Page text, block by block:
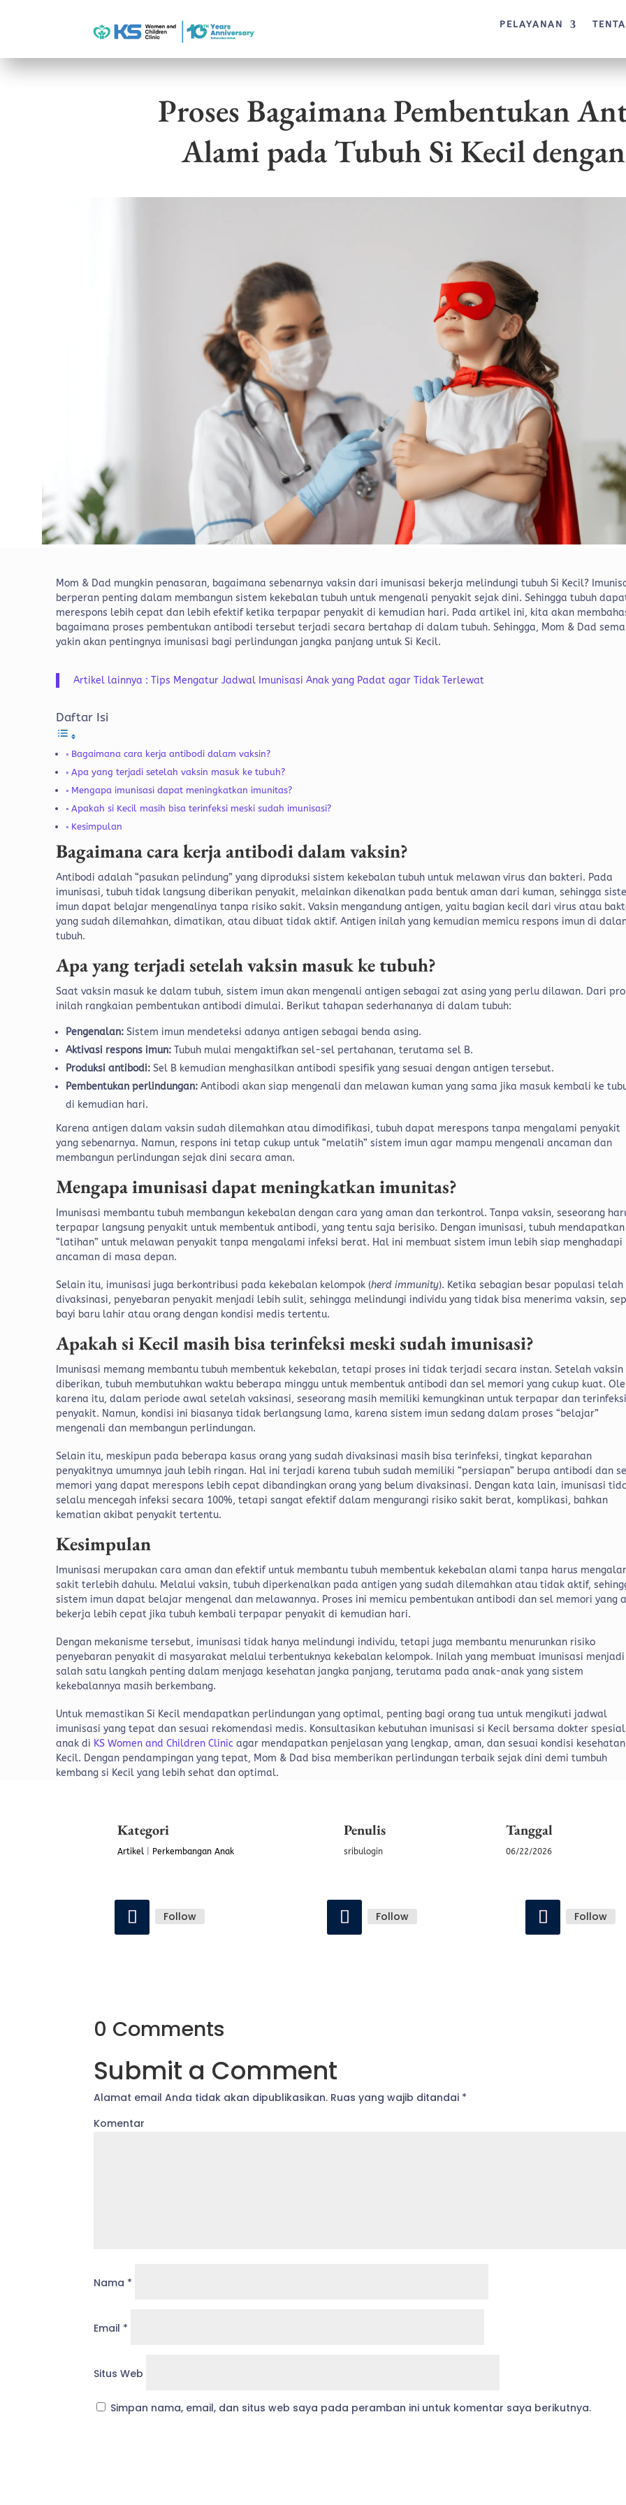
PELAYANAN
Proses Bagaimana Pembentukan
Alami pada Tubuh Si Kecil
Mom & Dad mungkin penasaran, bagaimana sebenarnya vaksin dari imunisasi bekerja melindungi tubuh Si Kecil?
berperan penting dalam membangun sistem kekebalan tubuh untuk mengenali penyakit sejak dini. Sehingga tubuh
merespons lebih cepat dan lebih efektif ketika terpapar penyakit di kemudian hari. Pada artikel ini, kita akan
bagaimana proses pembentukan antibodi tersebut terjadi secara bertahap di dalam tubuh. Sehingga, Mom & Dad
yakin akan pentingnya imunisasi bagi perlindungan jangka panjang untuk Si Kecil.
Artikel lainnya : Tips Mengatur Jadwal Imunisasi Anak yang Padat agar Tidak Terlewat
Daftar Isi
Bagaimana cara kerja antibodi dalam vaksin?
Apa yang terjadi setelah vaksin masuk ke tubuh?
Mengapa imunisasi dapat meningkatkan imunitas?
Apakah si Kecil masih bisa terinfeksi meski sudah imunisasi?
Kesimpulan
Bagaimana cara kerja antibodi dalam vaksin?
Antibodi adalah “pasukan pelindung” yang diproduksi sistem kekebalan tubuh untuk melawan virus dan bakteri. Pada
imunisasi, tubuh tidak langsung diberikan penyakit, melainkan dikenalkan pada bentuk aman dari kuman, sehingga
imun dapat belajar mengenalinya tanpa risiko sakit.Vaksin mengandung antigen, yaitu bagian kecil dari virus atau
yang sudah dilemahkan, dimatikan, atau dibuat tidak aktif. Antigen inilah yang kemudian memicu respons imun di
tubuh.
Apa yang terjadi setelah vaksin masuk ke tubuh?
Saat vaksin masuk ke dalam tubuh, sistem imun akan mengenali antigen sebagai zat asing yang perlu dilawan. Dari
inilah rangkaian pembentukan antibodi dimulai. Berikut tahapan sederhananya di dalam tubuh:
Pengenalan: Sistem imun mendeteksi adanya antigen sebagai benda asing.
Aktivasi respons imun:Tubuh mulai mengaktifkan sel-sel pertahanan, terutama sel B.
Produksi antibodi:Sel B kemudian menghasilkan antibodi spesifik yang sesuai dengan antigen tersebut.
Pembentukan perlindungan: Antibodi akan siap mengenali dan melawan kuman yang sama jika masuk kembali ke
di kemudian hari.
Karena antigen dalam vaksin sudah dilemahkan atau dimodifikasi, tubuh dapat merespons tanpa mengalami penyakit
yang sebenarnya. Namun, respons ini tetap cukup untuk “melatih” sistem imun agar mampu mengenali ancaman dan
membangun perlindungan sejak dini secara aman.
Mengapa imunisasi dapat meningkatkan imunitas?
Imunisasi membantu tubuh membangun kekebalan dengan cara yang aman dan terkontrol. Tanpa vaksin, seseorang
terpapar langsung penyakit untuk membentuk antibodi, yang tentu saja berisiko. Dengan imunisasi, tubuh mendapatkan
“latihan” untuk melawan penyakit tanpa mengalami infeksi berat. Hal ini membuat sistem imun lebih siap menghadapi
ancaman di masa depan.
Selain itu, imunisasi juga berkontribusi pada kekebalan kelompok (herd immunity). Ketika sebagian besar populasi telah
divaksinasi, penyebaran penyakit menjadi lebih sulit, sehingga melindungi individu yang tidak bisa menerima vaksin,
bayi baru lahir atau orang dengan kondisi medis tertentu.
Apakah si Kecil masih bisa terinfeksi meski sudah imunisasi?
Imunisasi memang membantu tubuh membentuk kekebalan, tetapi proses ini tidak terjadi secara instan. Setelah vaksin
diberikan, tubuh membutuhkan waktu beberapa minggu untuk membentuk antibodi dan sel memori yang cukup kuat.
karena itu, dalam periode awal setelah vaksinasi, seseorang masih memiliki kemungkinan untuk terpapar dan terinfeksi
penyakit. Namun, kondisi ini biasanya tidak berlangsung lama, karena sistem imun sedang dalam proses “belajar”
mengenali dan membangun perlindungan.
Selain itu, meskipun pada beberapa kasus orang yang sudah divaksinasi masih bisa terinfeksi, tingkat keparahan
penyakitnya umumnya jauh lebih ringan. Hal ini terjadi karena tubuh sudah memiliki “persiapan” berupa antibodi dan
memori yang dapat merespons lebih cepat dibandingkan orang yang belum divaksinasi. Dengan kata lain, imunisasi
selalu mencegah infeksi secara 100%, tetapi sangat efektif dalam mengurangi risiko sakit berat, komplikasi, bahkan
kematian akibat penyakit tertentu.
Kesimpulan
Imunisasi merupakan cara aman dan efektif untuk membantu tubuh membentuk kekebalan alami tanpa harus
sakit terlebih dahulu. Melalui vaksin, tubuh diperkenalkan pada antigen yang sudah dilemahkan atau tidak aktif,
sistem imun dapat belajar mengenal dan melawannya. Proses ini memicu pembentukan antibodi dan sel memori yang
bekerja lebih cepat jika tubuh kembali terpapar penyakit di kemudian hari.
Dengan mekanisme tersebut, imunisasi tidak hanya melindungi individu, tetapi juga membantu menurunkan risiko
penyebaran penyakit di masyarakat melalui terbentuknya kekebalan kelompok. Inilah yang membuat imunisasi menjadi
salah satu langkah penting dalam menjaga kesehatan jangka panjang, terutama pada anak-anak yang sistem
kekebalannya masih berkembang.
Untuk memastikan Si Kecil mendapatkan perlindungan yang optimal, penting bagi orang tua untuk mengikuti jadwal
imunisasi yang tepat dan sesuai rekomendasi medis. Konsultasikan kebutuhan imunisasi si Kecil bersama dokter
anak di KS Women and Children Clinic agar mendapatkan penjelasan yang lengkap, aman, dan sesuai kondisi kesehatan
Kecil. Dengan pendampingan yang tepat, Mom & Dad bisa memberikan perlindungan terbaik sejak dini demi tumbuh
kembang si Kecil yang lebih sehat dan optimal.
Kategori
Artikel Perkembangan Anak
Penulis
sribulogin
Tanggal
06/22/2026
Follow Follow Follow
0 Comments
Submit a Comment
Alamat email Anda tidak akan dipublikasikan. Ruas yang wajib ditandai *
Komentar
Nama *
Email *
Situs Web
Simpan nama, email, dan situs web saya pada peramban ini untuk komentar saya berikutnya.